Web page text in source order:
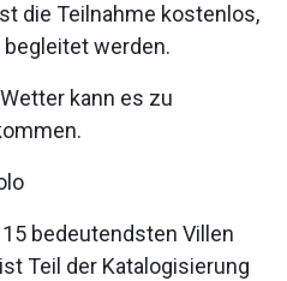
die Teilnahme kostenlos,
werden.
kann es zu
bedeutendsten Villen
Teil der Katalogisierung